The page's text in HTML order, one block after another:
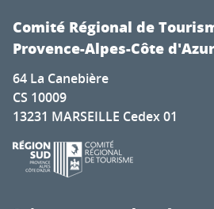
Comité Régional de
Provence-Alpes-Côte d'Azur
64 La Canebière
CS 10009
13231 MARSEILLE Cedex 01